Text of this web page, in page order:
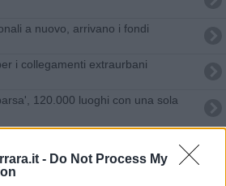
- Do Not Process My
a nuovo, arrivano i fondi
i collegamenti extraurbani
120.000 luoghi con una sola
urbana, 10 milioni ai borghi per 21